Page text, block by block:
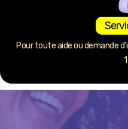
Pour toute aide ou demande